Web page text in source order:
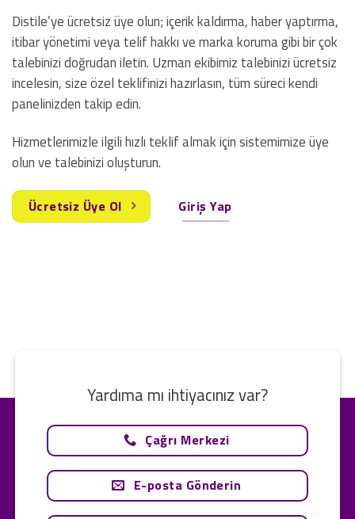
Distile’ye ücretsiz üye olun; içerik kaldırma, haber yaptırma,
itibar yönetimi veya telif hakkı ve marka koruma gibi bir çok
talebinizi doğrudan iletin. Uzman ekibimiz talebinizi ücretsiz
incelesin, size özel teklifinizi hazırlasın, tüm süreci kendi
panelinizden takip edin.
Hizmetlerimizle ilgili hızlı teklif almak için sistemimize üye
olun ve talebinizi oluşturun.
Ücretsiz Üye Ol Giriş Yap
Yardıma mı ihtiyacınız var?
Çağrı Merkezi
E-posta Gönderin